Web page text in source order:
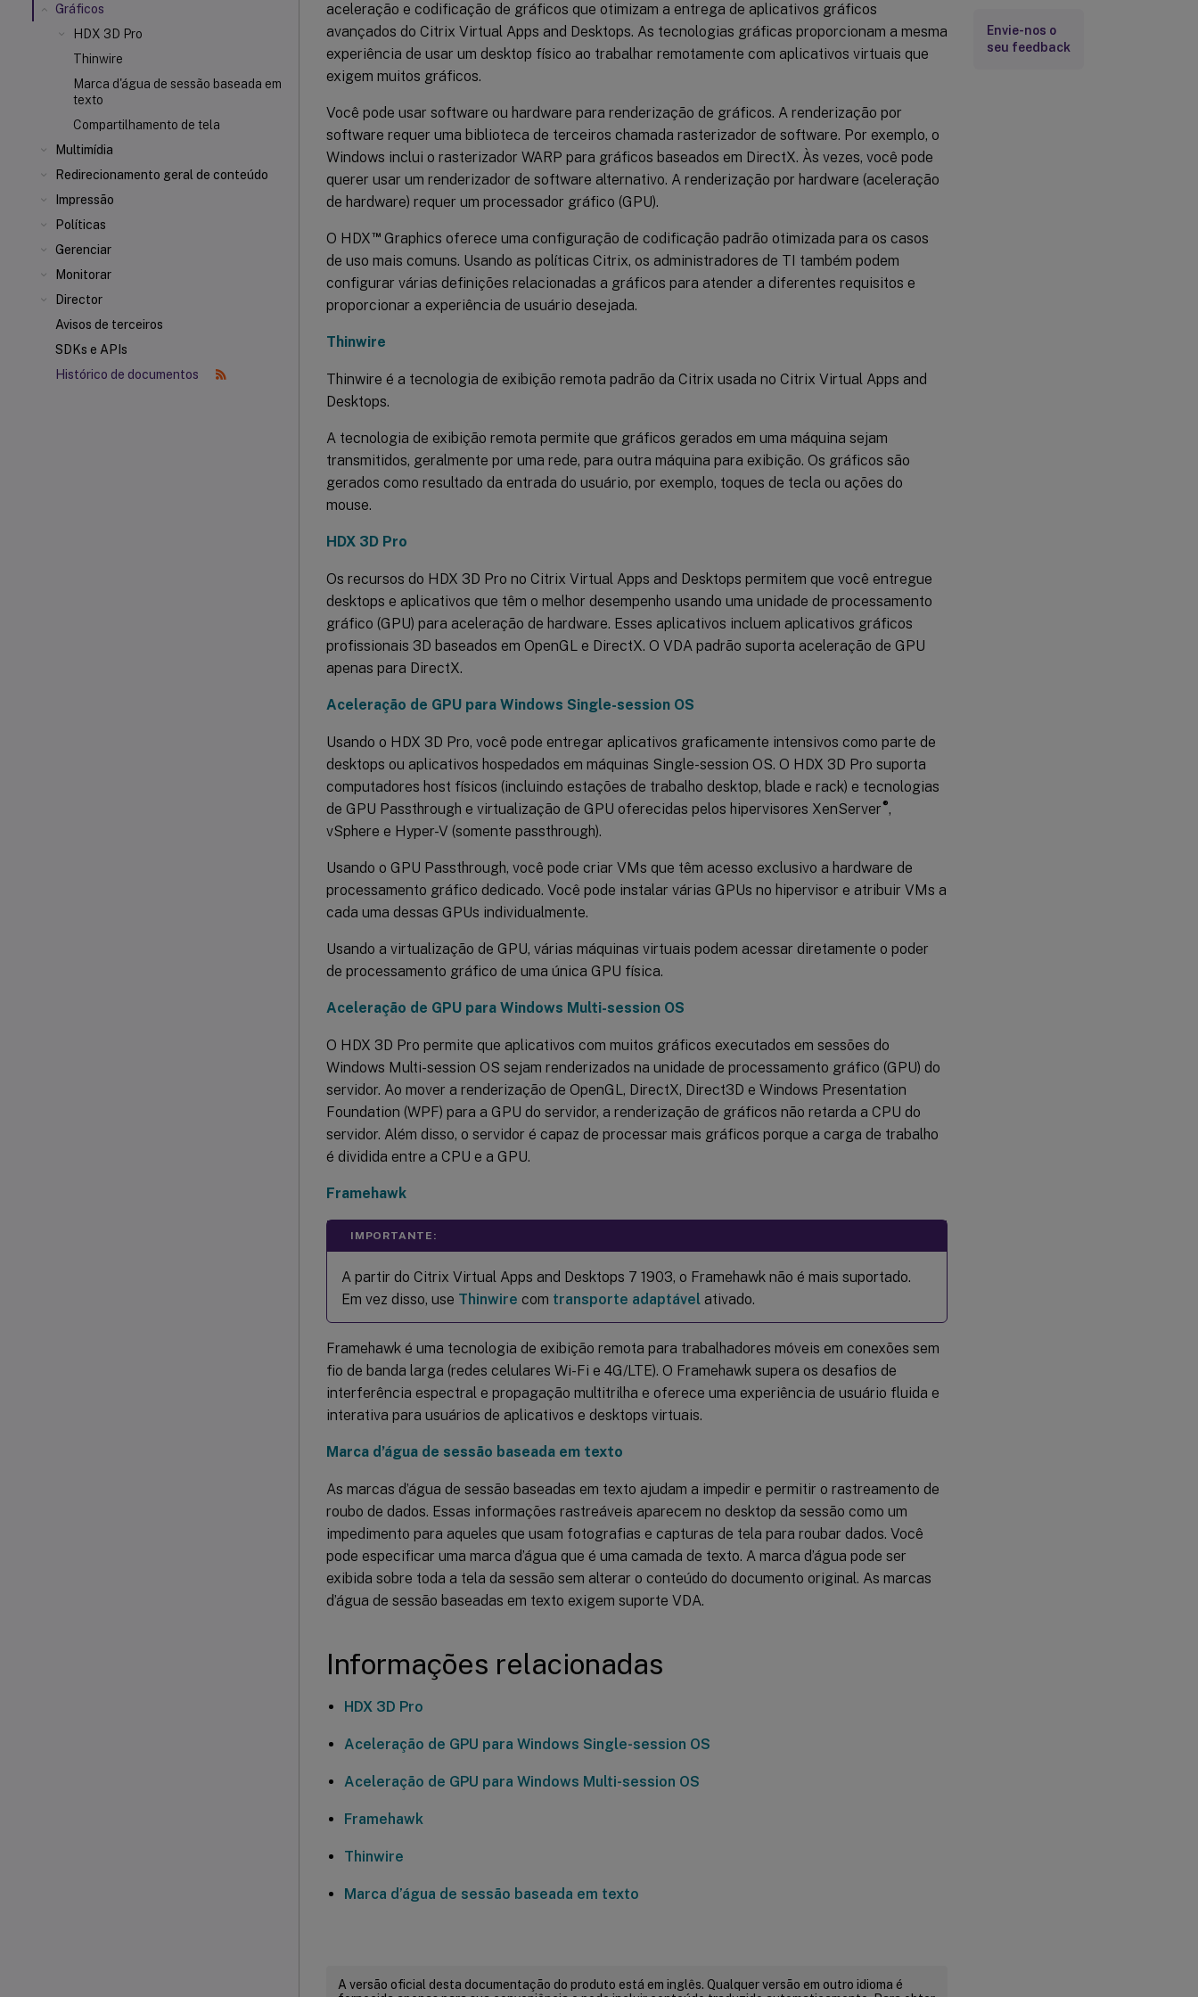
Gráficos
HDX 3D Pro
Thinwire
Marca d'água de sessão baseada em
texto
Compartilhamento de tela
Multimídia
Redirecionamento geral de conteúdo
Impressão
Políticas
Gerenciar
Monitorar
Director
Avisos de terceiros
SDKs e APIs
Histórico de documentos
aceleração e codificação de gráficos que otimizam a entrega de aplicativos gráficos
avançados do Citrix Virtual Apps and Desktops. As tecnologias gráficas proporcionam a mesma
experiência de usar um desktop físico ao trabalhar remotamente com aplicativos virtuais que
exigem muitos gráficos.
Você pode usar software ou hardware para renderização de gráficos. A renderização por
software requer uma biblioteca de terceiros chamada rasterizador de software. Por exemplo, o
Windows inclui o rasterizador WARP para gráficos baseados em DirectX. Às vezes, você pode
querer usar um renderizador de software alternativo. A renderização por hardware (aceleração
de hardware) requer um processador gráfico (GPU).
O HDX™Graphics oferece uma configuração de codificação padrão otimizada para os casos
de uso mais comuns. Usando as políticas Citrix, os administradores de TI também podem
configurar várias definições relacionadas a gráficos para atender a diferentes requisitos e
proporcionar a experiência de usuário desejada.
Thinwire
Thinwire é a tecnologia de exibição remota padrão da Citrix usada no Citrix Virtual Apps and
Desktops.
A tecnologia de exibição remota permite que gráficos gerados em uma máquina sejam
transmitidos, geralmente por uma rede, para outra máquina para exibição. Os gráficos são
gerados como resultado da entrada do usuário, por exemplo, toques de tecla ou ações do
mouse.
HDX 3D Pro
Os recursos do HDX 3D Pro no Citrix Virtual Apps and Desktops permitem que você entregue
desktops e aplicativos que têm o melhor desempenho usando uma unidade de processamento
gráfico (GPU) para aceleração de hardware. Esses aplicativos incluem aplicativos gráficos
profissionais 3D baseados em OpenGL e DirectX. O VDA padrão suporta aceleração de GPU
apenas para DirectX.
Aceleração de GPU para Windows Single-session OS
Usando o HDX 3D Pro, você pode entregar aplicativos graficamente intensivos como parte de
desktops ou aplicativos hospedados em máquinas Single-session OS. O HDX 3D Pro suporta
computadores host físicos (incluindo estações de trabalho desktop, blade e rack) e tecnologias
de GPU Passthrough e virtualização de GPU oferecidas pelos hipervisores XenServer®,
vSphere e Hyper-V (somente passthrough).
Usando o GPU Passthrough, você pode criar VMs que têm acesso exclusivo a hardware de
processamento gráfico dedicado. Você pode instalar várias GPUs no hipervisor e atribuir VMs a
cada uma dessas GPUs individualmente.
Usando a virtualização de GPU, várias máquinas virtuais podem acessar diretamente o poder
de processamento gráfico de uma única GPU física.
Aceleração de GPU para Windows Multi-session OS
O HDX 3D Pro permite que aplicativos com muitos gráficos executados em sessões do
Windows Multi-session OS sejam renderizados na unidade de processamento gráfico (GPU) do
servidor. Ao mover a renderização de OpenGL, DirectX, Direct3D e Windows Presentation
Foundation (WPF) para a GPU do servidor, a renderização de gráficos não retarda a CPU do
servidor. Além disso, o servidor é capaz de processar mais gráficos porque a carga de trabalho
é dividida entre a CPU e a GPU.
Framehawk
IMPORTANTE:
A partir do Citrix Virtual Apps and Desktops 7 1903, o Framehawk não é mais suportado.
Em vez disso, use Thinwire com transporte adaptável ativado.
Framehawk é uma tecnologia de exibição remota para trabalhadores móveis em conexões sem
fio de banda larga (redes celulares Wi-Fi e 4G/LTE). O Framehawk supera os desafios de
interferência espectral e propagação multitrilha e oferece uma experiência de usuário fluida e
interativa para usuários de aplicativos e desktops virtuais.
Marca d’água de sessão baseada em texto
As marcas d’água de sessão baseadas em texto ajudam a impedir e permitir o rastreamento de
roubo de dados. Essas informações rastreáveis aparecem no desktop da sessão como um
impedimento para aqueles que usam fotografias e capturas de tela para roubar dados. Você
pode especificar uma marca d’água que é uma camada de texto. A marca d’água pode ser
exibida sobre toda a tela da sessão sem alterar o conteúdo do documento original. As marcas
d’água de sessão baseadas em texto exigem suporte VDA.
Informações relacionadas
HDX 3D Pro
Aceleração de GPU para Windows Single-session OS
Aceleração de GPU para Windows Multi-session OS
Framehawk
Thinwire
Marca d’água de sessão baseada em texto
A versão oficial desta documentação do produto está em inglês. Qualquer versão em outro idioma é
Envie-nos o
seu feedback